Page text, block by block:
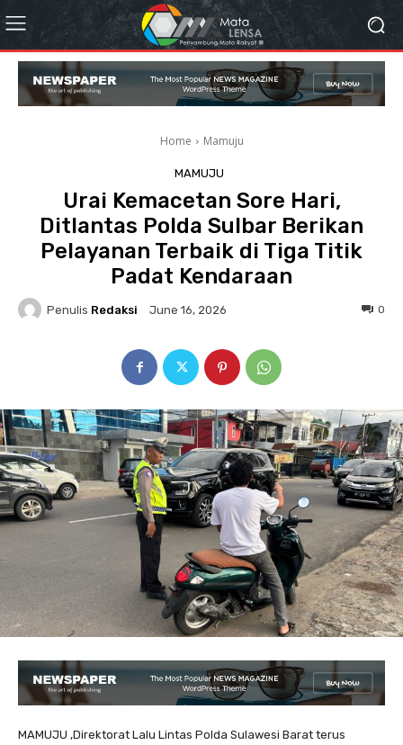
Home Mamuju
MAMUJU
Urai Kemacetan Sore Hari,
Ditlantas Polda Sulbar Berikan
Pelayanan Terbaik di Tiga Titik
Padat Kendaraan
Penulis Redaksi June 16, 2026 0
MAMUJU ,Direktorat Lalu Lintas Polda Sulawesi Barat terus